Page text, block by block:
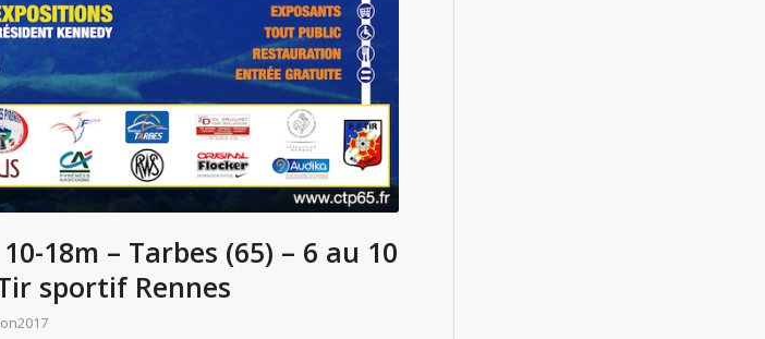
18m – Tarbes (65) – 6 au 10
sportif Rennes